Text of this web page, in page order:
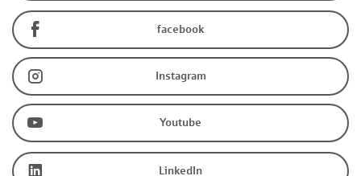
facebook
Instagram
Youtube
LinkedIn